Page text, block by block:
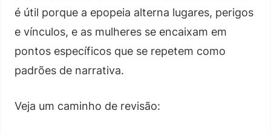
é útil porque a epopeia alterna lugares, perigos
e vínculos, e as mulheres se encaixam em
pontos específicos que se repetem como
padrões de narrativa.
Veja um caminho de revisão: